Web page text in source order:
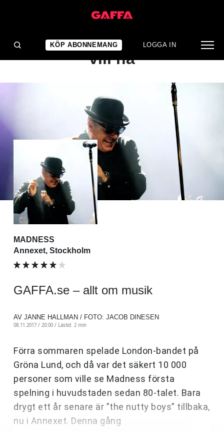
KÖP ABONNEMANG LOGGA IN
ALBUMRECENSION
Det här är precis vad alla
vill ha
MADNESS
Annexet, Stockholm
GAFFA.se – allt om musik
AV JANNE HALLMAN / FOTO: JACOB DINESEN
08.11.2017 / 20:00 / Lästid: 2 min
Förra sommaren spelade London-bandet på
Gröna Lund, och då var det säkert 10 000
personer som ville se Madness första
spelning i huvudstaden sedan 80-talet. Bara
drygt ett år senare är ”the nutty boys” tillbaka,
nu i Annexet. Denna gång